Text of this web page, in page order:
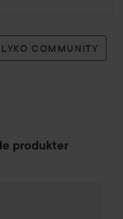
COMMUNITY
produkter